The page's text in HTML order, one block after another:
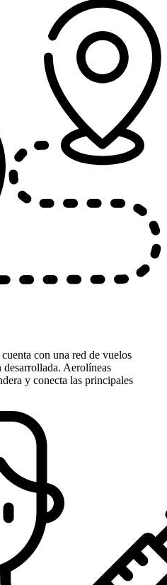
con una red de vuelos
desarrollada. Aerolíneas
y conecta las principales